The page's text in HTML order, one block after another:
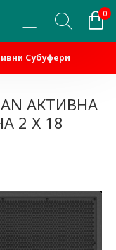
0
Субуфери
AN АКТИВНА
2 Х 18